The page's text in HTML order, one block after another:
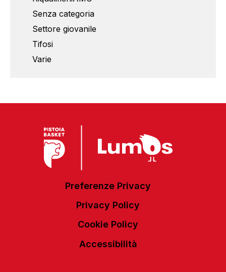
Senza categoria
Settore giovanile
Tifosi
Varie
Preferenze Privacy
Privacy Policy
Cookie Policy
Accessibilità